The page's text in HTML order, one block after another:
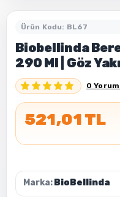
Ürün Kodu: BL67
Biobellinda
290 Ml | Göz
0
521,01 TL
Marka: BioBellinda